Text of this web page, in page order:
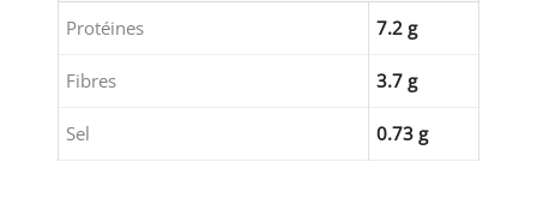
Protéines 7.2 g
Fibres 3.7 g
Sel 0.73 g